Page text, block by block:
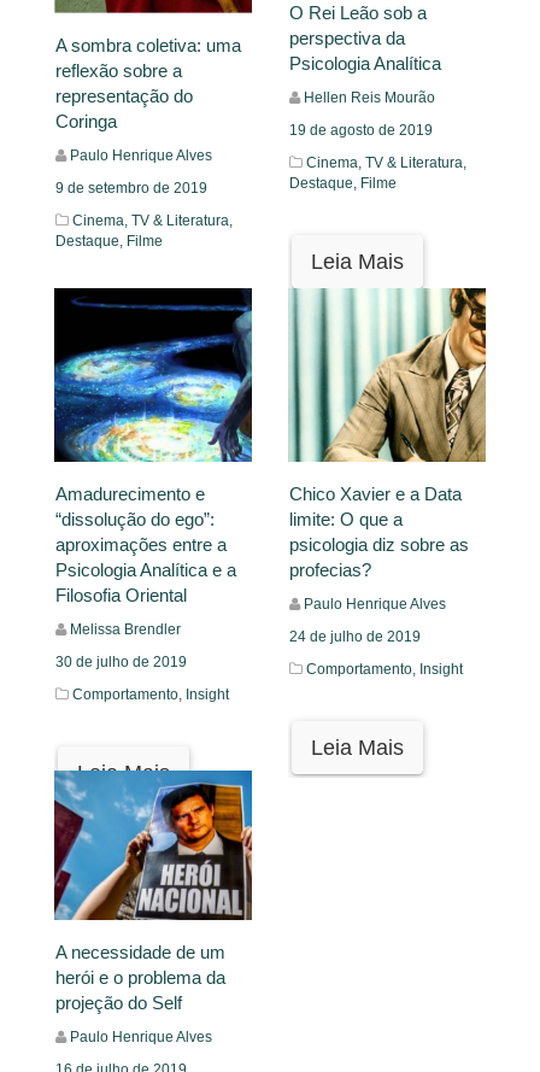
A sombra coletiva: uma
reflexão sobre a
representação do
Coringa
Paulo Henrique Alves
9 de setembro de 2019
Cinema, TV & Literatura,
Destaque, Filme
O Rei Leão sob a
perspectiva da
Psicologia Analítica
Hellen Reis Mourão
19 de agosto de 2019
Cinema, TV & Literatura,
Destaque, Filme
Leia Mais
Amadurecimento e
“dissolução do ego”:
aproximações entre a
Psicologia Analítica e a
Filosofia Oriental
Melissa Brendler
30 de julho de 2019
Comportamento, Insight
Leia Mais
Chico Xavier e a Data
limite: O que a
psicologia diz sobre as
profecias?
Paulo Henrique Alves
24 de julho de 2019
Comportamento, Insight
Leia Mais
A necessidade de um
herói e o problema da
projeção do Self
Paulo Henrique Alves